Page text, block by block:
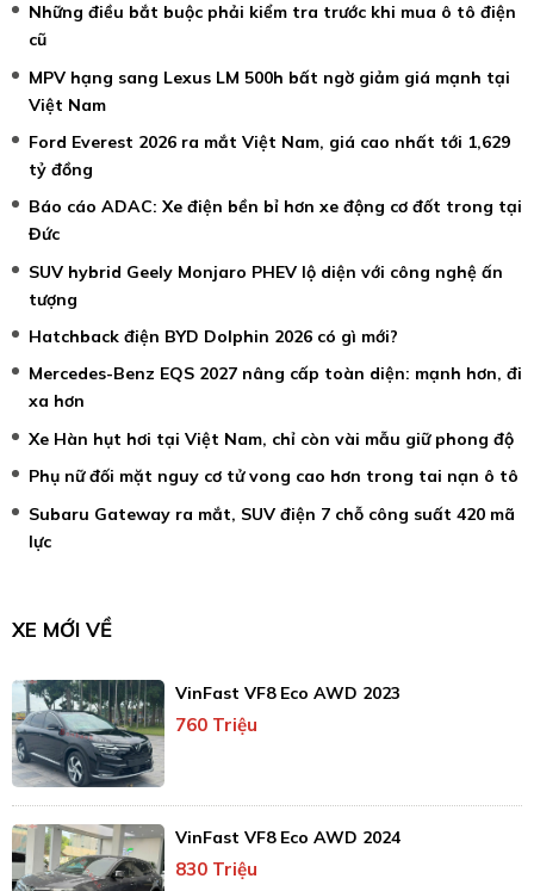
Những điều bắt buộc phải kiểm tra trước khi mua ô tô điện
cũ
MPV hạng sang Lexus LM 500h bất ngờ giảm giá mạnh tại
Việt Nam
Ford Everest 2026 ra mắt Việt Nam, giá cao nhất tới 1,629
tỷ đồng
Báo cáo ADAC: Xe điện bền bỉ hơn xe động cơ đốt trong tại
Đức
SUV hybrid Geely Monjaro PHEV lộ diện với công nghệ ấn
tượng
Hatchback điện BYD Dolphin 2026 có gì mới?
Mercedes-Benz EQS 2027 nâng cấp toàn diện: mạnh hơn, đi
xa hơn
Xe Hàn hụt hơi tại Việt Nam, chỉ còn vài mẫu giữ phong độ
Phụ nữ đối mặt nguy cơ tử vong cao hơn trong tai nạn ô tô
Subaru Gateway ra mắt, SUV điện 7 chỗ công suất 420 mã
lực
XE MỚI VỀ
VinFast VF8 Eco AWD 2023
760 Triệu
VinFast VF8 Eco AWD 2024
830 Triệu